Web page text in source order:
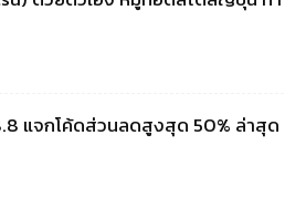
แจกโค้ดส่วนลดสูงสุด 50% ล่าสุด